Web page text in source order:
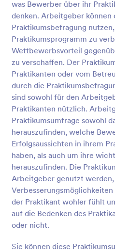
was Bewerber über ihr
denken. Arbeitgeber können
Praktikumsbefragung
Praktikumsprogramm zu
Wettbewerbsvorteil
zu verschaffen. Der
Praktikanten oder vom
durch die
sind sowohl für den
Praktikanten nützlich.
Praktikumsumfrage sowohl
herauszufinden, welche
Erfolgsaussichten in ihrem
haben, als auch um ihre
herauszufinden. Die
Arbeitgeber genutzt werden,
der Praktikant wohler fühlt
auf die Bedenken des
oder nicht.
Sie können diese
Ein IT-Hardware